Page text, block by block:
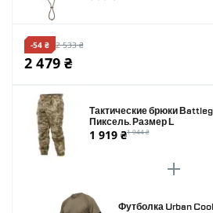
-54 ₴ 2 533 ₴
2 479 ₴
Тактические брюки
Пиксель. Размер L
1 919 ₴1 944 ₴
Футболка Urban